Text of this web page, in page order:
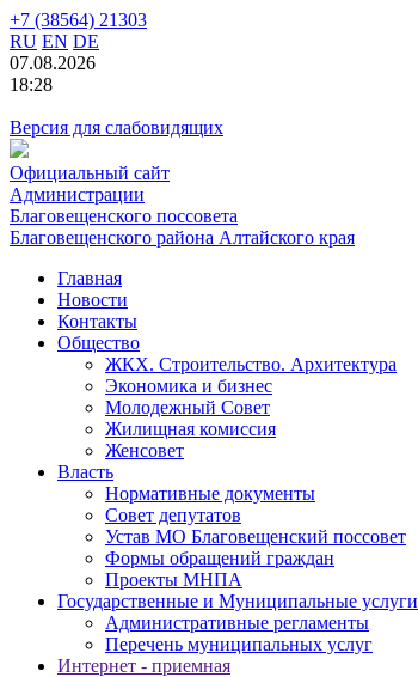
+7 (38564) 21303
RU EN DE
07.08.2026
18:28
Версия для слабовидящих
Официальный сайт
Администрации
Благовещенского поссовета
Благовещенского района Алтайского края
Главная
Новости
Контакты
Общество
ЖКХ. Строительство. Архитектура
Экономика и бизнес
Молодежный Совет
Жилищная комиссия
Женсовет
Власть
Нормативные документы
Совет депутатов
Устав МО Благовещенский поссовет
Формы обращений граждан
Проекты МНПА
Государственные и Муниципальные услуги
Административные регламенты
Перечень муниципальных услуг
Интернет - приемная